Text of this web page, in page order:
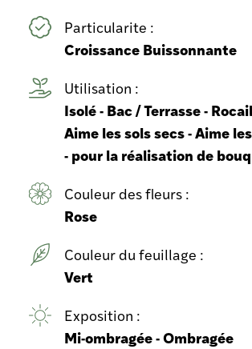
Particularite :
Croissance Buissonnante
Utilisation :
Isolé - Bac / Terrasse -
Aime les sols secs - Aime
- pour la réalisation de
Couleur des fleurs :
Rose
Couleur du feuillage :
Vert
Exposition :
Mi-ombragée - Ombragée